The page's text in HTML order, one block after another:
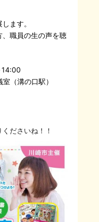
ます。
職員の生の声を聴
14:00
室（溝の口駅）
ださいね！！